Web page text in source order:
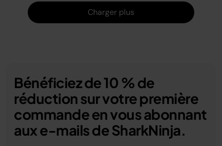
Charger plus
Bénéficiez de 10 % de
réduction sur votre première
commande en vous abonnant
aux e-mails de SharkNinja.